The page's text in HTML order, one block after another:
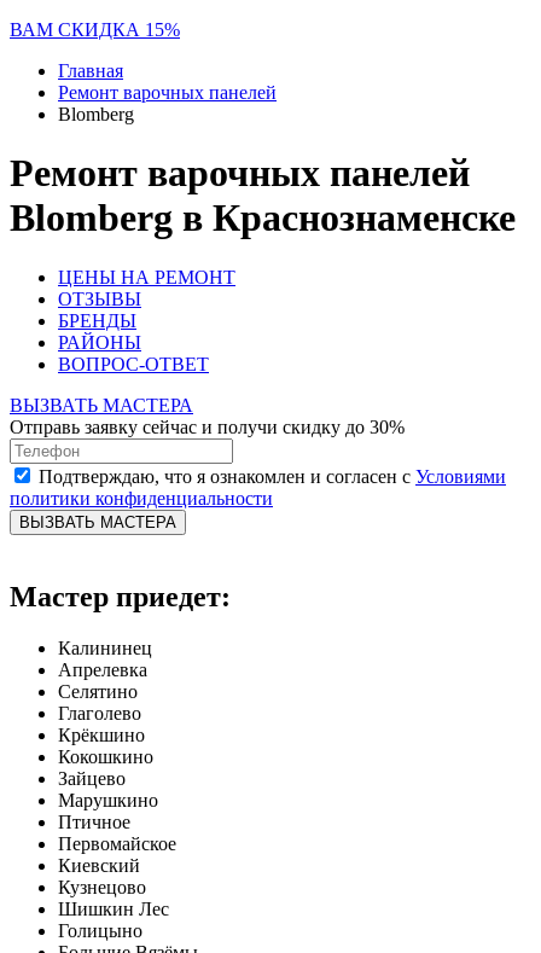
ВАМ СКИДКА 15%
Главная
Ремонт варочных панелей
Blomberg
Ремонт варочных панелей
Blomberg в Краснознаменске
ЦЕНЫ НА РЕМОНТ
ОТЗЫВЫ
БРЕНДЫ
РАЙОНЫ
ВОПРОС-ОТВЕТ
ВЫЗВАТЬ МАСТЕРА
Отправь заявку сейчас и получи скидку до 30%
Подтверждаю, что я ознакомлен и согласен с Условиями
политики конфиденциальности
ВЫЗВАТЬ МАСТЕРА
Мастер приедет:
Калининец
Апрелевка
Селятино
Глаголево
Крёкшино
Кокошкино
Зайцево
Марушкино
Птичное
Первомайское
Киевский
Кузнецово
Шишкин Лес
Голицыно